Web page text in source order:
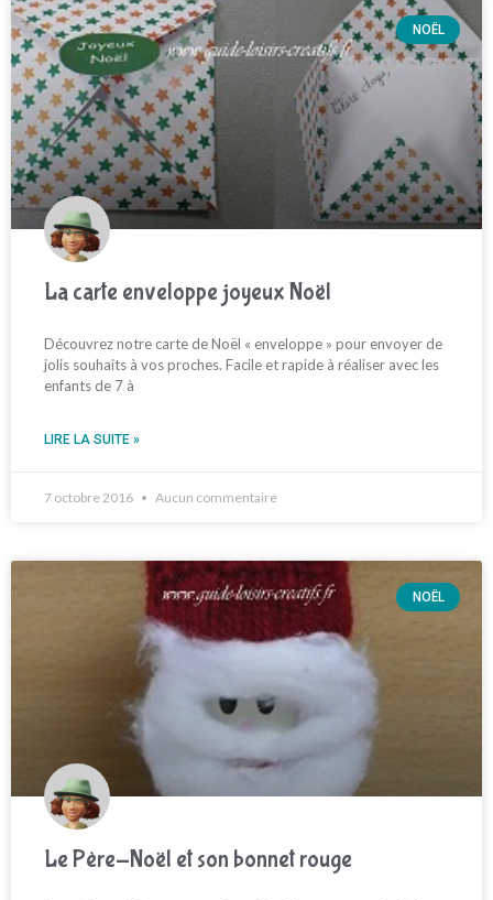
NOËL
La carte enveloppe joyeux Noël
Découvrez notre carte de Noël « enveloppe » pour envoyer de
jolis souhaits à vos proches. Facile et rapide à réaliser avec les
enfants de 7 à
LIRE LA SUITE »
7 octobre 2016 Aucun commentaire
NOËL
Le Père-Noël et son bonnet rouge